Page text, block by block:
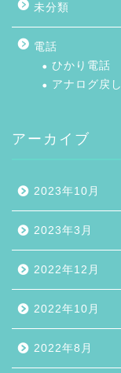
未分類
電話
ひかり電話
アナログ戻し
アーカイブ
2023年10月
2023年3月
2022年12月
2022年10月
2022年8月